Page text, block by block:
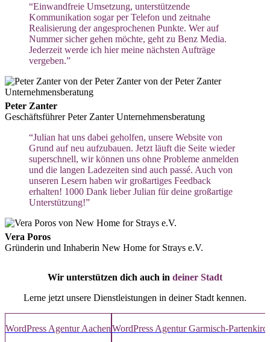
“Einwandfreie Umsetzung, unterstützende
Kommunikation sogar per Telefon und zeitnahe
Realisierung der angesprochenen Punkte. Wer auf
Nummer sicher gehen möchte, geht zu Benz Media.
Jederzeit werde ich hier meine nächsten Aufträge
vergeben.”
Peter Zanter
Geschäftsführer Peter Zanter Unternehmensberatung
“Julian hat uns dabei geholfen, unsere Website von
Grund auf neu aufzubauen. Jetzt läuft die Seite wieder
superschnell, wir können uns ohne Probleme anmelden
und die langen Ladezeiten sind auch passé. Auch von
unseren Lesern haben wir großartiges Feedback
erhalten! 1000 Dank lieber Julian für deine großartige
Unterstützung!”
Vera Poros
Gründerin und Inhaberin New Home for Strays e.V.
Wir unterstützen dich auch in deiner Stadt
Lerne jetzt unsere Dienstleistungen in deiner Stadt kennen.
WordPress Agentur AachenWordPress Agentur Garmisch-